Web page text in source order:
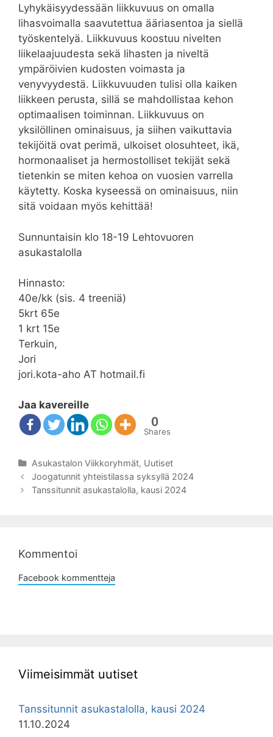
Lyhykäisyydessään liikkuvuus on omalla
lihasvoimalla saavutettua ääriasentoa ja siellä
työskentelyä. Liikkuvuus koostuu nivelten
liikelaajuudesta sekä lihasten ja niveltä
ympäröivien kudosten voimasta ja
venyvyydestä. Liikkuvuuden tulisi olla kaiken
liikkeen perusta, sillä se mahdollistaa kehon
optimaalisen toiminnan. Liikkuvuus on
yksilöllinen ominaisuus, ja siihen vaikuttavia
tekijöitä ovat perimä, ulkoiset olosuhteet, ikä,
hormonaaliset ja hermostolliset tekijät sekä
tietenkin se miten kehoa on vuosien varrella
käytetty. Koska kyseessä on ominaisuus, niin
sitä voidaan myös kehittää!
Sunnuntaisin klo 18-19 Lehtovuoren
asukastalolla
Hinnasto:
40e/kk (sis. 4 treeniä)
5krt 65e
1 krt 15e
Terkuin,
Jori
jori.kota-aho AT hotmail.fi
Jaa kavereille
0
Shares
Kategoriat
Asukastalon Viikkoryhmät, Uutiset
Artikkelien
selaus
Joogatunnit yhteistilassa syksyllä 2024
Tanssitunnit asukastalolla, kausi 2024
Kommentoi
Facebook kommentteja
Viimeisimmät uutiset
Tanssitunnit asukastalolla, kausi 2024
11.10.2024